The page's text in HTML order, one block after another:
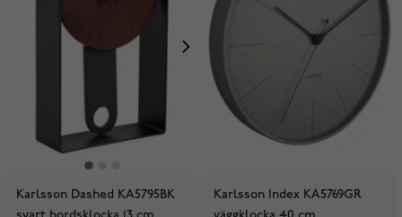
Karlsson Dashed KA5795BK
Karlsson Index KA5769GR